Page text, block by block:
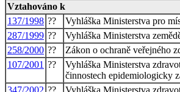
Vztahováno k
137/1998 ??
Vyhláška Ministerstva pro
287/1999 ??
Vyhláška Ministerstva
258/2000 ??
Zákon o ochraně veřejného
107/2001 ??
Vyhláška Ministerstva
činnostech epidemiologicky
347/2002 ??
Vyhláška Ministerstva